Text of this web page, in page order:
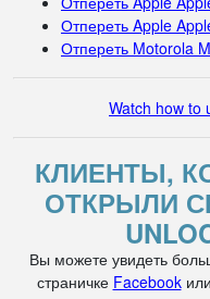
Отпереть Apple
Отпереть Motorola
Watch how to
КЛИЕНТЫ,
ОТКРЫЛИ
Вы можете увидеть
страничке Facebook